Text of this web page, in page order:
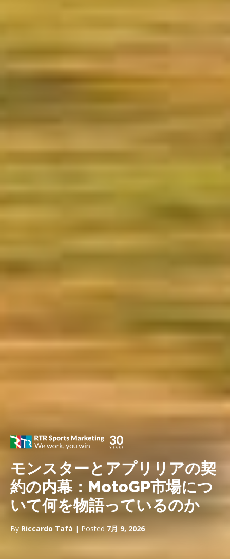
モンスターとアプリリアの契
約の内幕：MotoGP市場につ
いて何を物語っているのか
By Riccardo Tafà | Posted 7月 9, 2026